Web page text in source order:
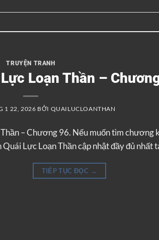
TRUYỆN TRANH
Loạn Thần –
1 22, 2026 BỞI QUAILUCLOANTHAN
– Chương 96. Nếu muốn tìm chương
Lực Loạn Thần cập nhật đầy đủ nhất
TIẾP TỤC ĐỌC →